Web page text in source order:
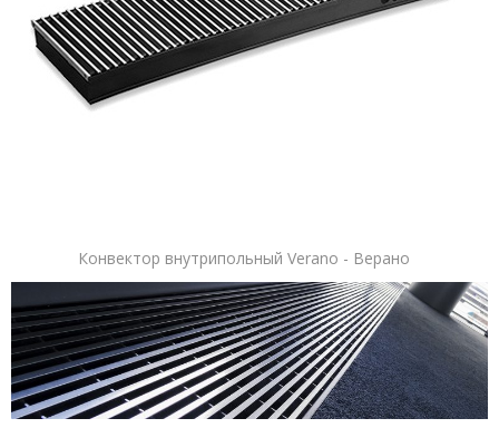
Конвектор внутрипольный Verano - Верано